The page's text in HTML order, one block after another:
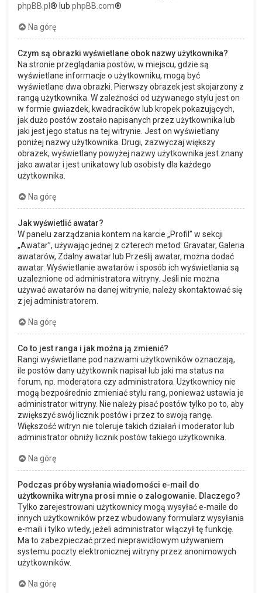
phpBB.pl ® lub phpBB.com®
Na górę
Czym są obrazki wyświetlane obok nazwy użytkownika?
Na stronie przeglądania postów, w miejscu, gdzie są
wyświetlane informacje o użytkowniku, mogą być
wyświetlane dwa obrazki. Pierwszy obrazek jest skojarzony z
rangą użytkownika. W zależności od używanego stylu jest on
w formie gwiazdek, kwadracików lub kropek pokazujących,
jak dużo postów zostało napisanych przez użytkownika lub
jaki jest jego status na tej witrynie. Jest on wyświetlany
poniżej nazwy użytkownika. Drugi, zazwyczaj większy
obrazek, wyświetlany powyżej nazwy użytkownika jest znany
jako awatar i jest unikatowy lub osobisty dla każdego
użytkownika.
Na górę
Jak wyświetlić awatar?
W panelu zarządzania kontem na karcie „Profil” w sekcji
„Awatar”, używając jednej z czterech metod: Gravatar, Galeria
awatarów, Zdalny awatar lub Prześlij awatar, można dodać
awatar. Wyświetlanie awatarów i sposób ich wyświetlania są
uzależnione od administratora witryny. Jeśli nie można
używać awatarów na danej witrynie, należy skontaktować się
z jej administratorem.
Na górę
Co to jest ranga i jak można ją zmienić?
Rangi wyświetlane pod nazwami użytkowników oznaczają,
ile postów dany użytkownik napisał lub jaki ma status na
forum, np. moderatora czy administratora. Użytkownicy nie
mogą bezpośrednio zmieniać stylu rang, ponieważ ustawia je
administrator witryny. Nie należy pisać postów tylko po to, aby
zwiększyć swój licznik postów i przez to swoją rangę.
Większość witryn nie toleruje takich działań i moderator lub
administrator obniży licznik postów takiego użytkownika.
Na górę
Podczas próby wysłania wiadomości e-mail do
użytkownika witryna prosi mnie o zalogowanie. Dlaczego?
Tylko zarejestrowani użytkownicy mogą wysyłać e-maile do
innych użytkowników przez wbudowany formularz wysyłania
e-maili i tylko wtedy, jeżeli administrator włączył tę funkcję.
Ma to zabezpieczać przed nieprawidłowym używaniem
systemu poczty elektronicznej witryny przez anonimowych
użytkowników.
Na górę